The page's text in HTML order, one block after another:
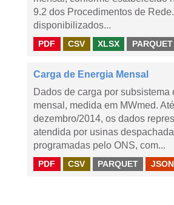
9.2 dos Procedimentos de
disponibilizados...
PDF CSV XLSX PARQUET
Carga de Energia Mensal
Dados de carga por subsistema
mensal, medida em MWmed. Até
dezembro/2014, os dados
atendida por usinas
programadas pelo ONS, com...
PDF CSV PARQUET JSON